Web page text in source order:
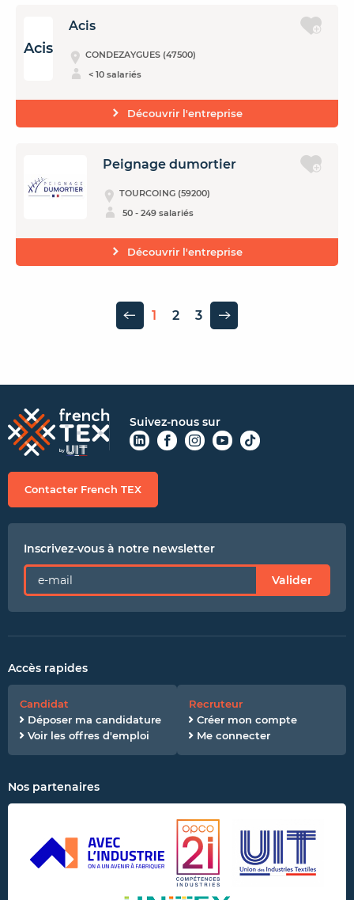
Acis
Acis
CONDEZAYGUES (47500)
< 10 salariés
Découvrir l'entreprise
Peignage dumortier
TOURCOING (59200)
50 - 249 salariés
Découvrir l'entreprise
Page précédente 1 2 3 Page suivante
Suivez-nous sur
Contacter French TEX
Inscrivez-vous à notre newsletter
Valider
Accès rapides
Candidat
Déposer ma candidature
Voir les offres d'emploi
Recruteur
Créer mon compte
Me connecter
Nos partenaires